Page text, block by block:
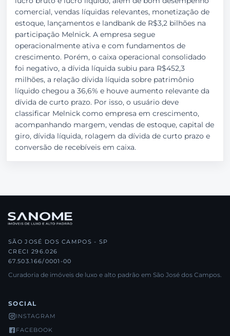
comercial, vendas líquidas relevantes, monetização de
estoque, lançamentos e landbank de R$3,2 bilhões na
participação Melnick. A empresa segue
operacionalmente ativa e com fundamentos de
crescimento. Porém, o caixa operacional consolidado
foi negativo, a dívida líquida subiu para R$452,3
milhões, a relação dívida líquida sobre patrimônio
líquido chegou a 36,6% e houve aumento relevante da
dívida de curto prazo. Por isso, o usuário deve
classificar Melnick como empresa em crescimento,
acompanhando margem, vendas de estoque, capital de
giro, dívida líquida, rolagem da dívida de curto prazo e
conversão de recebíveis em caixa.
SÃO JOSÉ DOS CAMPOS - SP
CRECI 296.026
67.503.166/0001-00
Curadoria de imóveis de luxo e alto padrão em São José dos Campos.
SOCIAL
INSTAGRAM
FACEBOOK